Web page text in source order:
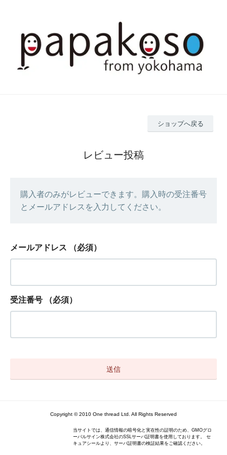
ショップへ戻る
レビュー投稿
購入者のみがレビューできます。購入時の受注番号
とメールアドレスを入力してください。
メールアドレス （必須）
受注番号 （必須）
Copyright © 2010 One thread Ltd. All Rights Reserved
当サイトでは、通信情報の暗号化と実在性の証明のため、GMOグロ
ーバルサイン株式会社のSSLサーバ証明書を使用しております。 セ
キュアシールより、サーバ証明書の検証結果をご確認ください。